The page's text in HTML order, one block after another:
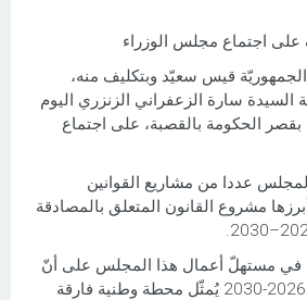
اجتماع مجلس الوزراء
قيس سعيّد وبتكليف منه،
سارة الزعفراني الزنزري اليوم
الاثنين 15 جوان 2026 بقصر الحكومة بالقصبة، على اجتماع
عددا من مشاريع القوانين
أبرزها مشروع القانون المتعلق بالمصادقة
في مستهلّ أعمال هذا المجلس على أنّ
مخطّط التنمية للفترة 2026-2030 يُمثّل محطة وطنية فارقة